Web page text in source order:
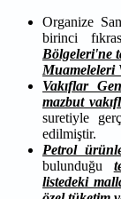
Organize
birinci
Bölgeleri'ne
Muameleleri
Vakıflar
mazbut
suretiyle
edilmiştir.
Petrol
bulunduğu
listedeki